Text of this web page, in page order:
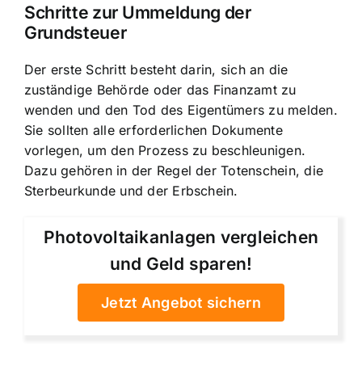
Schritte zur Ummeldung der
Grundsteuer
Der erste Schritt besteht darin, sich an die
zuständige Behörde oder das Finanzamt zu
wenden und den Tod des Eigentümers zu melden.
Sie sollten alle erforderlichen Dokumente
vorlegen, um den Prozess zu beschleunigen.
Dazu gehören in der Regel der Totenschein, die
Sterbeurkunde und der Erbschein.
Photovoltaikanlagen vergleichen
und Geld sparen!
Jetzt Angebot sichern